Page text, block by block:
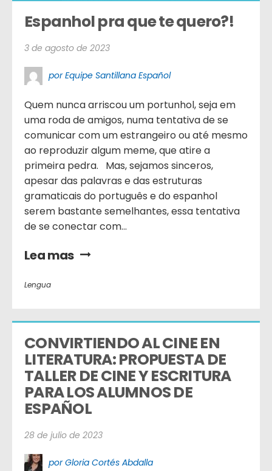
Espanhol pra que te quero?!
3 de agosto de 2023
por Equipe Santillana Español
Quem nunca arriscou um portunhol, seja em
uma roda de amigos, numa tentativa de se
comunicar com um estrangeiro ou até mesmo
ao reproduzir algum meme, que atire a
primeira pedra. Mas, sejamos sinceros,
apesar das palavras e das estruturas
gramaticais do português e do espanhol
serem bastante semelhantes, essa tentativa
de se conectar com...
Lea mas
Lengua
CONVIRTIENDO AL CINE EN
LITERATURA: PROPUESTA DE
TALLER DE CINE Y ESCRITURA
PARA LOS ALUMNOS DE
ESPAÑOL
28 de julio de 2023
por Gloria Cortés Abdalla